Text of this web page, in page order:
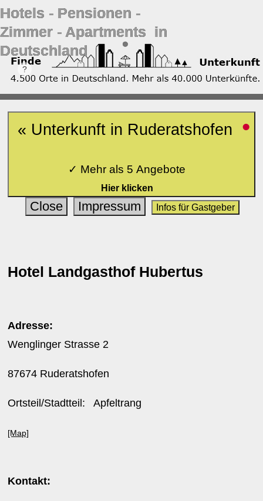
Hotels ‐ Pensionen ‐
Zimmer ‐ Apartments in
Deutschland
« Unterkunft in Ruderatshofen •
✓ Mehr als 5 Angebote
Hier klicken
Close Impressum Infos für Gastgeber
Hotel Landgasthof Hubertus
Adresse:
Wenglinger Strasse 2
87674 Ruderatshofen
Ortsteil/Stadtteil: Apfeltrang
[Map]
Kontakt: